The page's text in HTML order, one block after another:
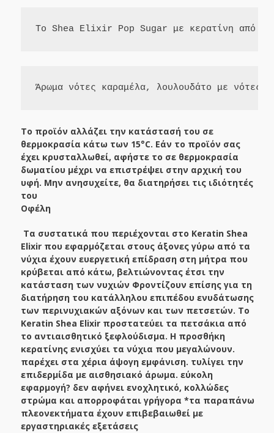
Το Shea Elixir Pop Sugar με κερατίνη από τη
Άρωμα νότες καραμέλα, λουλουδάτο με νότες
Το προϊόν αλλάζει την κατάστασή του σε
θερμοκρασία κάτω των 15°C. Εάν το προϊόν σας
έχει κρυσταλλωθεί, αφήστε το σε θερμοκρασία
δωματίου μέχρι να επιστρέψει στην αρχική του
υφή. Μην ανησυχείτε, θα διατηρήσει τις ιδιότητές
του
Οφέλη
Τα συστατικά που περιέχονται στο Keratin Shea
Elixir που εφαρμόζεται στους άξονες γύρω από τα
νύχια έχουν ευεργετική επίδραση στη μήτρα που
κρύβεται από κάτω, βελτιώνοντας έτσι την
κατάσταση των νυχιών Φροντίζουν επίσης για τη
διατήρηση του κατάλληλου επιπέδου ενυδάτωσης
των περινυχιακών αξόνων και των πετσετών. Το
Keratin Shea Elixir προστατεύει τα πετσάκια από
το αντιαισθητικό ξεφλούδισμα. Η προσθήκη
κερατίνης ενισχύει τα νύχια που μεγαλώνουν.
παρέχει στα χέρια άψογη εμφάνιση. τυλίγει την
επιδερμίδα με αισθησιακό άρωμα. εύκολη
εφαρμογή? δεν αφήνει ενοχλητικό, κολλώδες
στρώμα και απορροφάται γρήγορα *τα παραπάνω
πλεονεκτήματα έχουν επιβεβαιωθεί με
εργαστηριακές εξετάσεις